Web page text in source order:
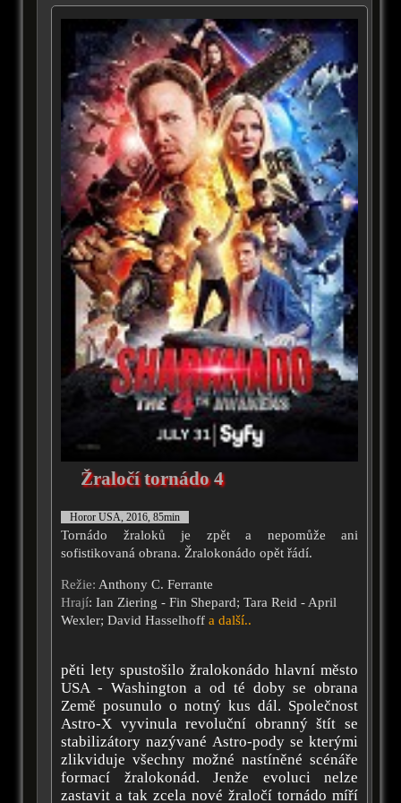
Žraločí tornádo 4
Horor USA, 2016, 85min
Tornádo žraloků je zpět a nepomůže ani
sofistikovaná obrana. Žralokonádo opět řádí.
Režie: Anthony C. Ferrante
Hrají: Ian Ziering - Fin Shepard; Tara Reid - April
Wexler; David Hasselhoff a další..
pěti lety spustošilo žralokonádo hlavní město
USA - Washington a od té doby se obrana
Země posunulo o notný kus dál. Společnost
Astro-X vyvinula revoluční obranný štít se
stabilizátory nazývané Astro-pody se kterými
zlikviduje všechny možné nastíněné scénáře
formací žralokonád. Jenže evoluci nelze
zastavit a tak zcela nové žraločí tornádo míří